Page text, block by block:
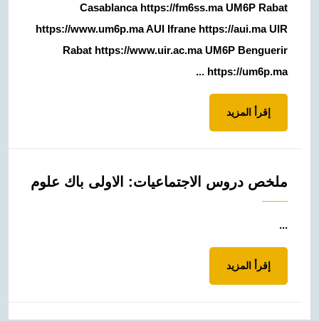
Casablanca https://fm6ss.ma UM6P Rabat
https://www.um6p.ma AUI Ifrane https://aui.ma UIR
Rabat https://www.uir.ac.ma UM6P Benguerir
https://um6p.ma ...
إقرأ المزيد
المزيد
ملخص دروس الاجتماعيات: الاولى باك علوم
...
إقرأ المزيد
المزيد